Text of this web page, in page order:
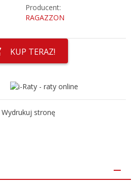
Producent:
RAGAZZON
KUP TERAZ!
Wydrukuj stronę